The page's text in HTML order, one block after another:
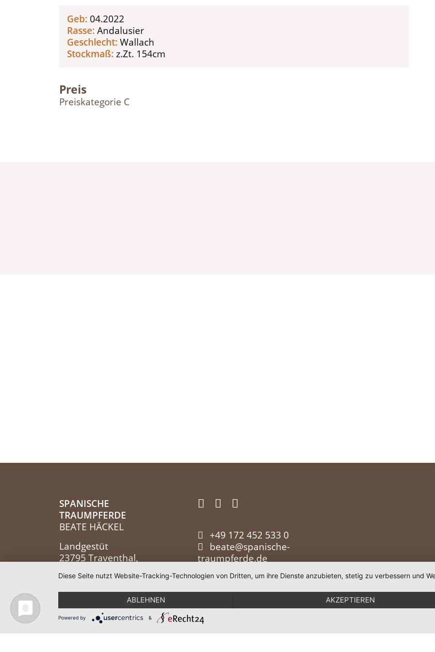
Geb: 04.2022
Rasse: Andalusier
Geschlecht: Wallach
Stockmaß: z.Zt. 154cm
Preis
Preiskategorie C
SPANISCHE
TRAUMPFERDE
BEATE HÄCKEL
Landgestüt
23795 Traventhal,
+49 172 452 533 0
beate@spanische-
traumpferde.de
Impressum|Datenschutz
Diese Seite nutzt Website-Tracking-Technologien von Dritten, um ihre Dienste anzubieten, stetig zu verbessern und
ABLEHNEN AKZEPTIEREN
Powered by &